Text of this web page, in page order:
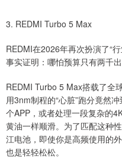
3. REDMI Turbo 5 Max
REDMI在2026年再次扮演了“
事实证明：哪怕预算只有两千
REDMI Turbo 5 Max搭载了全
用3nm制程的“心脏”跑分竟然
个APP，或者处理一段复杂的
黄油一样顺滑。为了匹配这种
江电池，即使你是高频使用的
也是轻轻松松。